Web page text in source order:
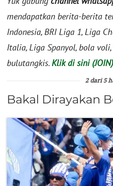
mendapatkan berita-berita
Indonesia, BRI Liga 1, Liga
Italia, Liga Spanyol, bola
bulutangkis.Klik di sini (JOIN)
2 dari 5
Bakal Dirayakan